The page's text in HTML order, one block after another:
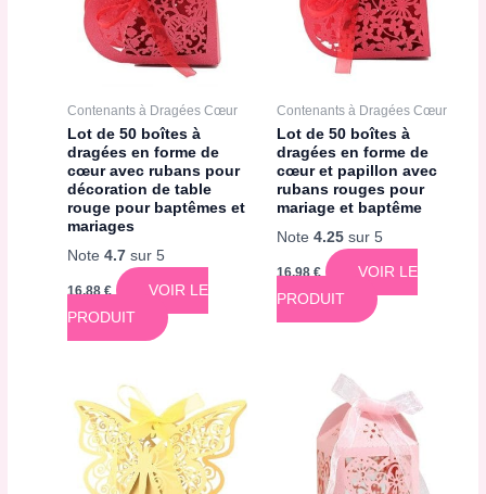
Contenants à Dragées Cœur
Lot de 50 boîtes à
dragées en forme de
cœur avec rubans pour
décoration de table
rouge pour baptêmes et
mariages
Note4.7 sur 5
16,88€
VOIR LE
PRODUIT
Contenants à Dragées Cœur
Lot de 50 boîtes à
dragées en forme de
cœur et papillon avec
rubans rouges pour
mariage et baptême
Note 4.25sur 5
16,98€
VOIR LE
PRODUIT